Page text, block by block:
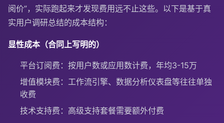
阅价”，实际跑起来才发现费用远不止这些。以下是基于真
实用户调研总结的成本结构：
显性成本（合同上写明的）
平台订阅费：按用户数或应用数计费，年均3-15万
增值模块费：工作流引擎、数据分析仪表盘等往往单独
收费
技术支持费：高级支持套餐需要额外付费